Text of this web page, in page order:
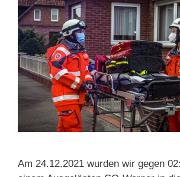
Am 24.12.2021 wurden wir gegen